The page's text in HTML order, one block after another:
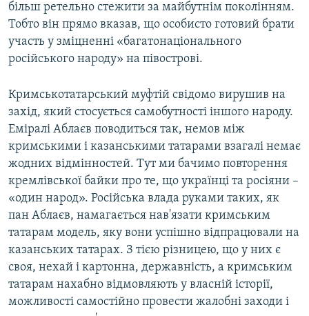
більш ретельно стежити за майбутнім поколінням.
Тобто він прямо вказав, що особисто готовий брати
участь у зміцненні «багатонаціонального
російського народу» на півострові.
Кримськотатарський муфтій свідомо вирушив на
захід, який стосується самобутності іншого народу.
Еміралі Аблаєв поводиться так, немов між
кримськими і казанськими татарами взагалі немає
жодних відмінностей. Тут ми бачимо повторення
кремлівської байки про те, що українці та росіяни –
«один народ». Російська влада руками таких, як
пан Аблаєв, намагається нав'язати кримським
татарам модель, яку вони успішно відпрацювали на
казанських татарах. З тією різницею, що у них є
своя, нехай і картонна, державність, а кримським
татарам нахабно відмовляють у власній історії,
можливості самостійно провести жалобні заходи і